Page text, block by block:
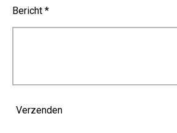
Bericht *
Verzenden